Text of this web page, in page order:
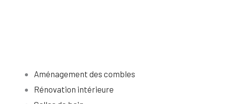
Aménagement des combles
Rénovation intérieure